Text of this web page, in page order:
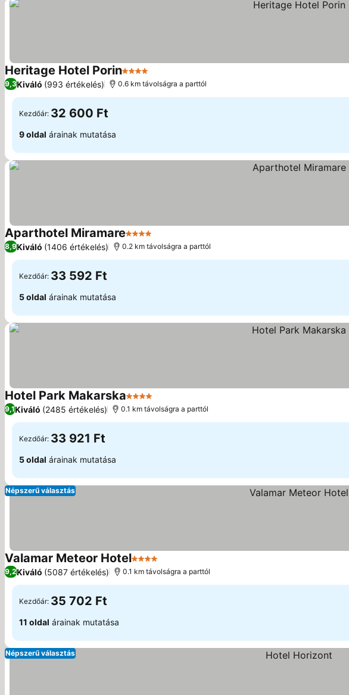
Heritage Hotel Porin4 Kategória
9,3Kiváló (993 értékelés) 0.6 km távolságra a parttól
Kezdőár: 32 600 Ft
9 oldal árainak mutatása
Aparthotel Miramare4 Kategória
8,9Kiváló (1406 értékelés) 0.2 km távolságra a parttól
Kezdőár: 33 592 Ft
5 oldal árainak mutatása
Hotel Park Makarska4 Kategória
9,1Kiváló (2485 értékelés) 0.1 km távolságra a parttól
Kezdőár: 33 921 Ft
5 oldal árainak mutatása
Népszerű választás
Valamar Meteor Hotel4 Kategória
9,2Kiváló (5087 értékelés) 0.1 km távolságra a parttól
Kezdőár: 35 702 Ft
11 oldal árainak mutatása
Népszerű választás